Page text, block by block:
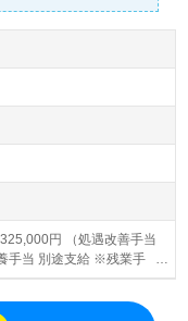
しく、ゆったり、
サービスに取り組
円 （処遇改善手当
手当 別途支給 ※残業手